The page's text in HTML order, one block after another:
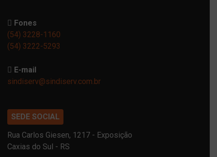
Fones
(54) 3228-1160
(54) 3222-5293
E-mail
sindiserv@sindiserv.com.br
SEDE SOCIAL
Rua Carlos Giesen, 1217 - Exposição
Caxias do Sul - RS